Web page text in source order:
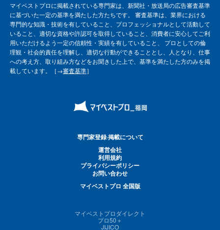
マイベストプロに掲載されている専門家は、新聞社・放送局の広告審査基準
に基づいた一定の基準を満たした方たちです。 審査基準は、業界における
専門的な知識・技術を有していること、プロフェッショナルとして活動して
いること、適切な資格や許認可を取得していること、消費者に安心してご利
用いただけるよう一定の信頼性・実績を有していること、 プロとしての倫
理観・社会的責任を理解し、適切な行動ができることとし、人となり、仕事
への考え方、取り組み方などをお聞きした上で、基準を満たした方のみを掲
載しています。［→審査基準］
専門家登録·掲載について
運営会社
利用規約
プライバシーポリシー
お問い合わせ
マイベストプロ 全国版
マイベストプロダイレクト
プロ50＋
JIJICO